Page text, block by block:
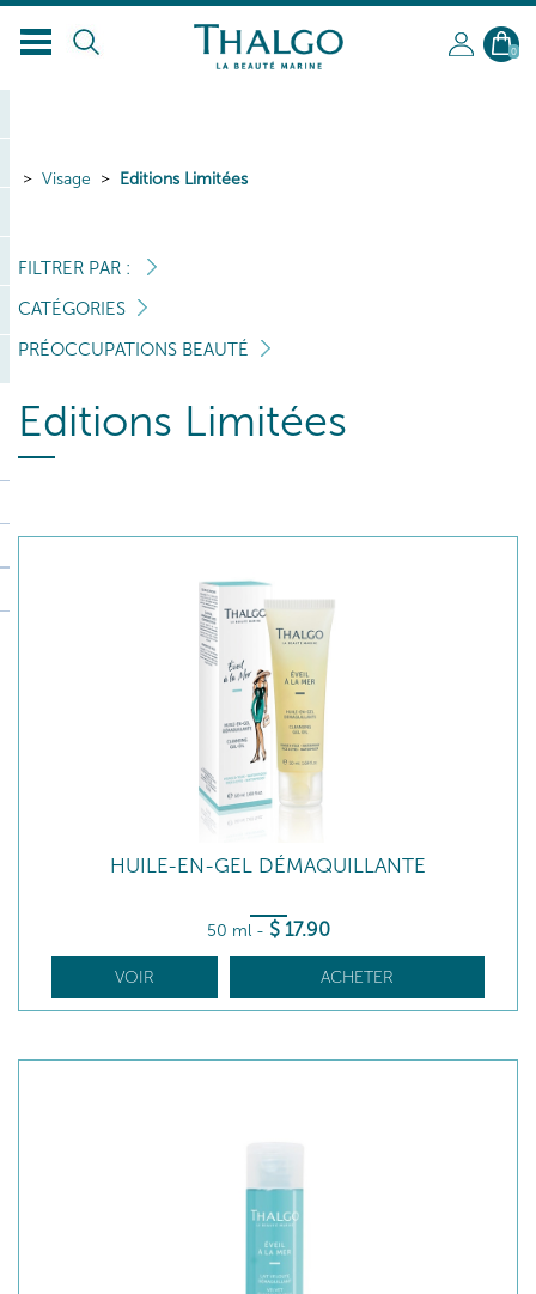
FR
0
Visage Editions Limitées
FILTRER PAR :
CATÉGORIES
PRÉOCCUPATIONS BEAUTÉ
Editions Limitées
HUILE-EN-GEL DÉMAQUILLANTE
50 ml - $ 17.90
VOIR ACHETER